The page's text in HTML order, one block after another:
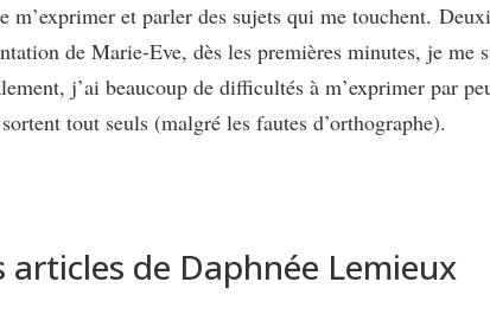
m’exprimer et parler des sujets qui me touchent.
de Marie-Eve, dès les premières minutes, je me
j’ai beaucoup de difficultés à m’exprimer par
tout seuls (malgré les fautes d’orthographe).
articles de Daphnée Lemieux